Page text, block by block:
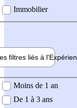
Immobilier
filtres liés à l'
demandée
Moins de 1 an
De 1 à 3 ans